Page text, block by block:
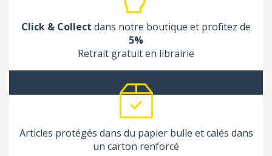
Click & Collect dans notre boutique et profitez de
5%
Retrait gratuit en librairie
Articles protégés dans du papier bulle et calés dans
un carton renforcé